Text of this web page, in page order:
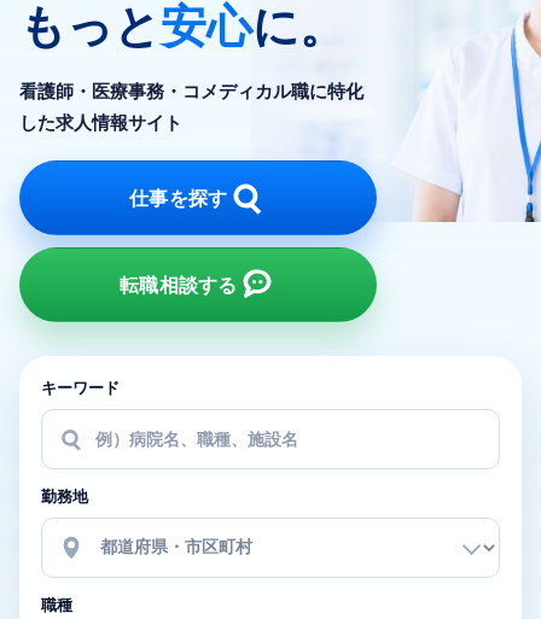
もっと安心に。
看護師・医療事務・コメディカル職に特化
した求人情報サイト
仕事を探す
転職相談する
キーワード
勤務地
職種